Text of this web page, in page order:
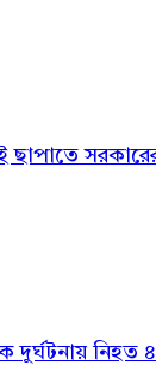
ছাপাতে
নিহত